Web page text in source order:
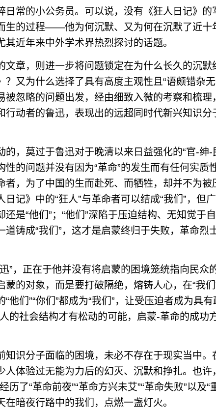
日常的小公务员。可以说，没有《狂人日记》的
生的过程——他为何沉默、又为何在沉默了近
其近年来中外学术界热烈探讨的话题。
章，则进一步将问题锁定在为什么长久的沉默
？又为什么选择了具有高度主观性且“语颇错杂
被忽略的问题出发，经由细致入微的考察和梳
行动者的鲁迅，表现出的远超同时代新兴知识
莫过于鲁迅对于晚清以来日益强化的“官-绅-
性的问题并没有因为“革命”的发生而有任何实质
者，为了中国的生而赴死、而牺牲，却并不为
日记》中的“狂人”与革命者可以结成“我们”，但
是“他们”；“他们”深陷于压迫结构、无知觉于
道铸成“我们”，这才是启蒙终归于失败，革命烈
，正在于他并没有将启蒙的困境笼统指向民众
蒙的对象，而是要打破隔绝，熔铸人心，在“我们
他们”“你们”都成为“我们”，让受压迫者成为具
的社会结构才有松动的可能，启蒙-革命的成功
识分子面临的困境，未必不存在于现实当中。
人体验过无能为力后的幻灭、沉默和挣扎。也许
历了“革命前夜”“革命方兴未艾”“革命失败”以及“
在暗夜行路中的我们，点燃一盏灯火。